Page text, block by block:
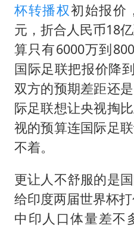
杯转播权初始报价
元，折合人民币18
算只有6000万到
国际足联把报价降
双方的预期差距还
际足联想让央视掏
视的预算连国际足
不着。
更让人不舒服的是
给印度两届世界杯
中印人口体量差不